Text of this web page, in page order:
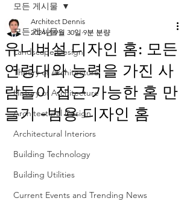
모든 게시물
Landscape Design
Theory of Architecture
History of Architecture
Architectural Design
Architectural Interiors
Building Technology
Building Utilities
Current Events and Trending News
모든 게시물
유니버설 디자인 홈: 모든
연령대와 능력을 가진 사
람들이 접근 가능한 홈 만
들기 -범용 디자인 홈
Architect Dennis
2024년 9월 30일 9분 분량